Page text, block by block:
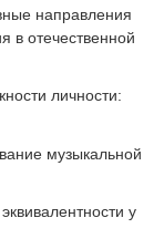
направления
в отечественной
личности:
музыкальной
у